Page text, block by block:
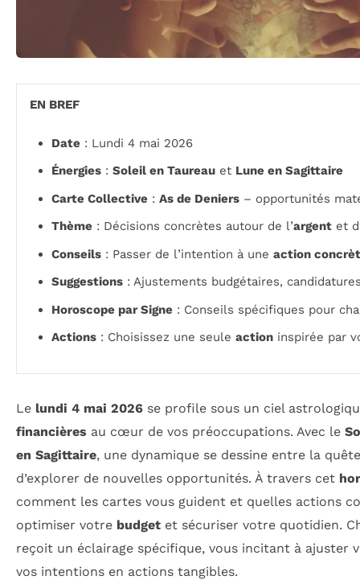
EN BREF
Date : Lundi 4 mai 2026
Énergies : Soleil en Taureau et Lune en Sagittaire
Carte Collective : As de Deniers – opportunités
Thème : Décisions concrètes autour de l’argent et
Conseils : Passer de l’intention à une action
Suggestions : Ajustements budgétaires,
Horoscope par Signe : Conseils spécifiques pour
Actions : Choisissez une seule action inspirée par
Le lundi 4 mai 2026 se profile sous un ciel
financières au cœur de vos préoccupations. Avec le
en Sagittaire, une dynamique se dessine entre la
d’explorer de nouvelles opportunités. À travers cet
comment les cartes vous guident et quelles actions
optimiser votre budget et sécuriser votre quotidien.
reçoit un éclairage spécifique, vous incitant à ajuster
vos intentions en actions tangibles.